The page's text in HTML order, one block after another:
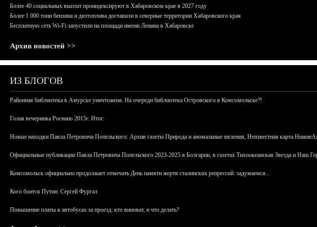
Более 40 социальных выплат проиндексируют в Хабаровском крае в 2027 году
Более 1 000 тонн бензина и дизтоплива доставили в северные территории Хабаровского края
Бесплатную сеть Wi-Fi запустили на площади имени Ленина в Хабаровске
Архив новостей >>
ИЗ БЛОГОВ
Районная библиотека в Амурске уничтожена. На очереди библиотека Островского в Комсомольске?!
Голая вечеринка Роснано 2015г. Итог.
Новые находки Павла Петровича Попельского: Архив газеты Природа и аномальные явления, Неизвестная карта
Официальные публикации Павла Петровича Попельского 2023-2025 в Болгарии, в газетах Тихоокеанская Звезда и Наш
Комсомольск официально продолжает отмечать День памяти жертв сталинских репрессий: задумаемся...
Кого боится Путин: Сергей Фургал
Повышение платы в автобусах за проезд: кто виноват, и что делать?